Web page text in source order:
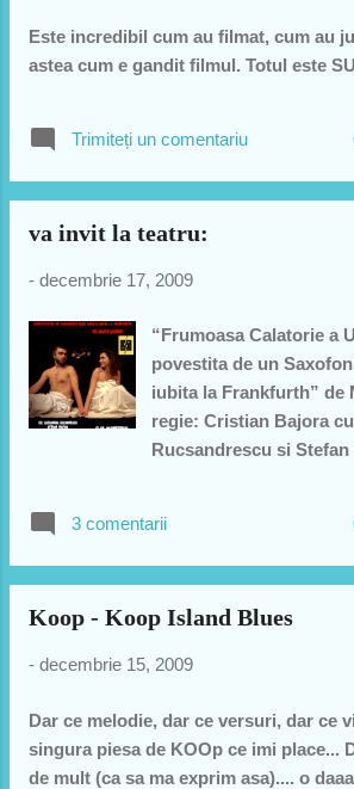
trecem la ortodoxie. Bun, îl năşeşte
Gheorghe. După un timp iar îl cheamă,
akuma...
Este incredibil cum au filmat, cum au
astea cum e gandit filmul. Totul este
Trimiteți un comentariu
va invit la teatru:
- decembrie 17, 2009
“Frumoasa Calatorie a
povestita de un
iubita la Frankfurth” de
regie: Cristian Bajora
Rucsandrescu si Stefan
Unite 3-5 pret bilet 15 lei
3 comentarii
Koop - Koop Island Blues
- decembrie 15, 2009
Dar ce melodie, dar ce versuri, dar ce
singura piesa de KOOp ce imi place...
de mult (ca sa ma exprim asa).... o